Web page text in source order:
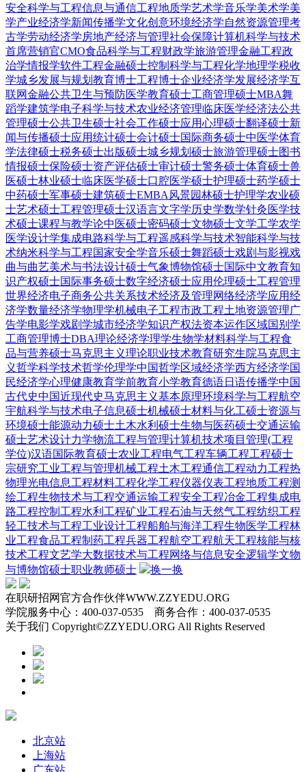
安全科学与工程信息与通信工程地质学艺术学音乐学美术学美
学产业经济学新闻传播学文化创意环境经济学自然资源管理考
古学劳动经济学房地产经济与管理社会保障计算机科学与技术
首席营销官CMO食品科学与工程财政学旅游管理金融工程政
治学情报学软件工程金融硕士控制科学与工程化学地理学税收
学城乡发展与规划 教育博士工程博士企业经济学发展经济学互
联网金融公共卫生与预防医学教育硕士工商管理硕士MBA舞
蹈学建筑学电子科学与技术农业经济管理临床医学经济法公共
管理硕士公共卫生硕士社会工作硕士应用心理硕士翻译硕士新
闻与传播硕士应用统计硕士会计硕士国际商务硕士中医学体育
学法律硕士税务硕士出版硕士城乡规划硕士旅游管理硕士图书
情报硕士保险硕士资产评估硕士审计硕士警务硕士体育硕士兽
医硕士林业硕士临床医学硕士口腔医学硕士护理硕士药学硕士
中药硕士军事硕士建筑硕士EMBA 风景园林硕士护理学农业硕
士艺术硕士工程管理硕士汉语言文字学历史学数学针灸 医学技
术硕士课程与教学论中医硕士密码硕士文物硕士文学工学农学
医学设计学集成电路科学与工程遥感科学与技术智能科学与技
术纳米科学与工程国家安全学音乐硕士舞蹈硕士戏剧与影视戏
曲与曲艺美术与书法设计硕士气象博物馆硕士国际中文教育知
识产权硕士国际事务硕士数字经济硕士应用伦理硕士工程管理
世界经济电子商务公共关系技术经济及管理网络经济学应用经
济学数量经济学物理学机械电子工程市政工程土地资源管理广
告学电影学戏剧学城市经济学知识产权法资本运作区域国别学
工商管理博士DBA理论经济学理学生物学材料科学与工程食
品与营养硕士马克思主义理论职业技术教育研究生院马克思主
义哲学科学技术哲学伦理学中国哲学区域经济学西方经济学国
民经济学心理健康教育学前教育小学教育德语日语传播学中国
古代史中国近现代史马克思主义基本原理环境科学与工程航空
宇航科学与技术电子信息硕士机械硕士材料与化工硕士资源与
环境硕士能源动力硕士土木水利硕士生物与医药硕士交通运输
硕士艺术设计力学物流工程与管理计算机技术项目管理(工程
学位)汉语国际教育硕士农业工程电气工程车辆工程工程硕士
宗研究工业工程与管理机械工程土木工程通信工程动力工程热
物理光电信息工程材料工程化学工程仪器仪表工程地质工程测
绘工程生物技术与工程交通运输工程安全工程冶金工程集成电
路工程控制工程水利工程矿业工程石油与天然气工程纺织工程
轻工技术与工程工业设计工程船舶与海洋工程生物医学工程林
业工程食品工程制药工程兵器工程航空工程航天工程核能与核
技术工程文艺学大数据技术与工程网络与信息安全逻辑学文物
与博物馆硕士职业教师硕士 换一换
在职研招网官方合作伙伴WWW.ZZYEDU.ORG
学院服务中心：400-037-0535 商务合作：400-037-0535
关于我们 Copyright©ZZYEDU.ORG All Rights Reserved
北京站
上海站
广东站